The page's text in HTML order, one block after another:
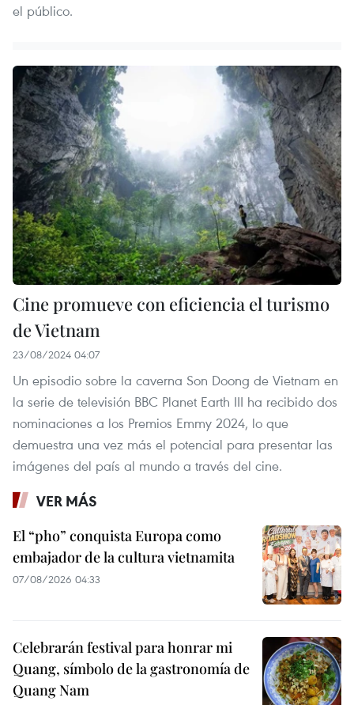
el público.
Cine promueve con eficiencia el turismo
de Vietnam
23/08/2024 04:07
Un episodio sobre la caverna Son Doong de Vietnam en
la serie de televisión BBC Planet Earth III ha recibido dos
nominaciones a los Premios Emmy 2024, lo que
demuestra una vez más el potencial para presentar las
imágenes del país al mundo a través del cine.
VER MÁS
El “pho” conquista Europa como
embajador de la cultura vietnamita
07/08/2026 04:33
Celebrarán festival para honrar mi
Quang, símbolo de la gastronomía de
Quang Nam